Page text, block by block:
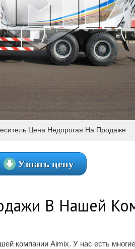
Цена Недорогая На Продаже
Узнать цену
В Нашей
компании Aimix. У нас есть